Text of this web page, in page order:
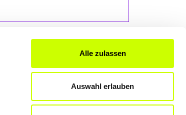
Alle zulassen
Auswahl erlauben
FÜR UNTERNEHMER
Produkte & Lösungen